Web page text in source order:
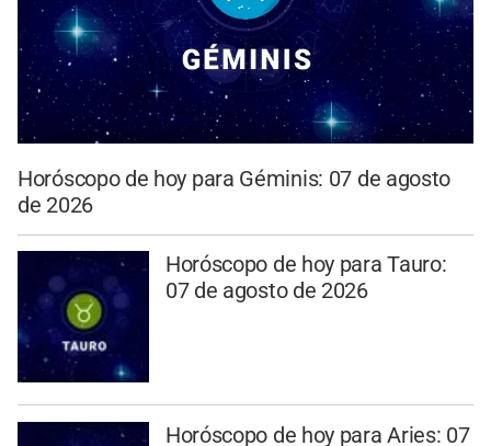
Horóscopo de hoy para Géminis: 07 de agosto
de 2026
Horóscopo de hoy para Tauro:
07 de agosto de 2026
Horóscopo de hoy para Aries: 07